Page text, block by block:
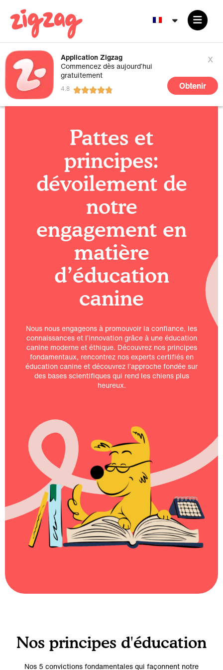
Application Zigzag
Commencez dès aujourd’hui
gratuitement
x
Obtenir
Pattes et
principes:
dévoilement de
notre
engagement en
matière
d’éducation
canine
Nous nous engageons à promouvoir la confiance, les
connaissances et l’innovation grâce à une éducation
canine moderne et éthique. Découvrez nos principes
fondamentaux, rencontrez nos experts certifiés en
éducation canine et découvrez l’approche fondée sur
des bases scientifiques qui rend les chiens plus
heureux.
Nos principes d'éducation
Nos 5 convictions fondamentales qui façonnent notre